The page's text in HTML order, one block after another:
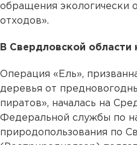
обращения экологически
отходов».
В Свердловской области
Операция «Ель»,
деревья от
пиратов», началась на
Федеральной службы по
природопользования по